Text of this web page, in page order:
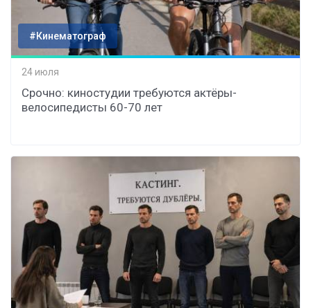
#Кинематограф
24 июля
Срочно: киностудии требуются актёры-
велосипедисты 60-70 лет